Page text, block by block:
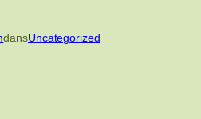
dansUncategorized